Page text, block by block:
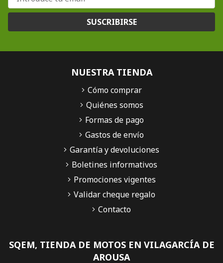
SUSCRIBIRSE
SQEM, TIENDA DE MOTOS EN VILAGARCÍA DE
AROUSA
NUESTRA TIENDA
Cómo comprar
Quiénes somos
Formas de pago
Gastos de envío
Garantía y devoluciones
Boletines informativos
Promociones vigentes
Validar cheque regalo
Contacto